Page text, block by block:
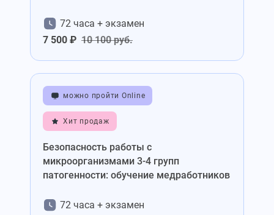
72 часа + экзамен
7 500 ₽ 10 100 руб.
можно пройти Online
Хит продаж
Безопасность работы с
микроорганизмами 3-4 групп
патогенности: обучение медработников
72 часа + экзамен